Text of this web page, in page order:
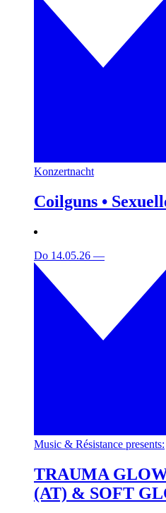
Konzertnacht
Coilguns •
Do 14.05.26 —
Music & Résistance presents:
TRAUMA
(AT) & SOFT